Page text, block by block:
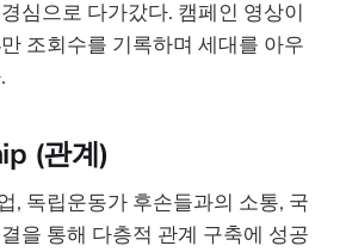
심으로 다가갔다. 캠페인 영상이
조회수를 기록하며 세대를 아우
(관계)
, 독립운동가 후손들과의 소통, 국
을 통해 다층적 관계 구축에 성공